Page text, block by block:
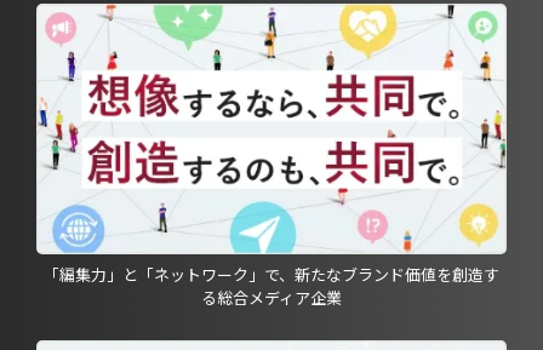
「編集力」と「ネットワーク」で、新たなブランド価値を創造す
る総合メディア企業